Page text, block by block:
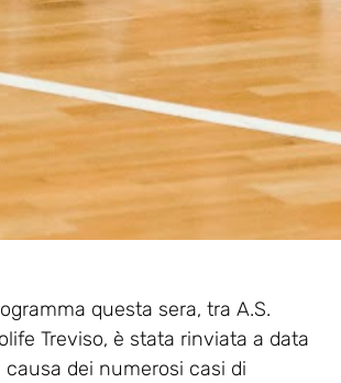
questa sera, tra A.S.
Treviso, è stata rinviata a data
causa dei numerosi casi di